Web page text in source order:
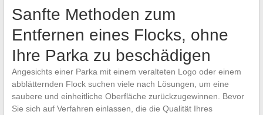
Sanfte Methoden zum
Entfernen eines Flocks, ohne
Ihre Parka zu beschädigen
Angesichts einer Parka mit einem veralteten Logo oder einem
abblätternden Flock suchen viele nach Lösungen, um eine
saubere und einheitliche Oberfläche zurückzugewinnen. Bevor
Sie sich auf Verfahren einlassen, die die Qualität Ihres